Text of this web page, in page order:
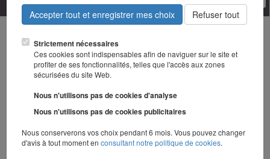
Accepter tout et enregistrer mes choix Refuser tout
Strictement nécessaires
Ces cookies sont indispensables afin de naviguer sur le site et
profiter de ses fonctionnalités, telles que l'accès aux zones
sécurisées du site Web.
Nous n'utilisons pas de cookies d'analyse
Nous n'utilisons pas de cookies publicitaires
Nous conserverons vos choix pendant 6 mois. Vous pouvez changer
d'avis à tout moment enconsultant notre politique de cookies.
Congés d'été
du 26 juillet au 16
août